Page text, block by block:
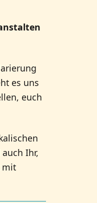
es uns
euch
Ihr,
mit